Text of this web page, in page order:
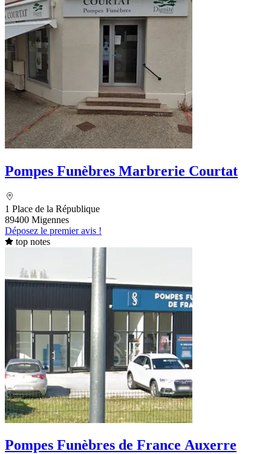
Pompes Funèbres Marbrerie Courtat
1 Place de la République
89400 Migennes
Déposez le premier avis !
top notes
Pompes Funèbres de France Auxerre